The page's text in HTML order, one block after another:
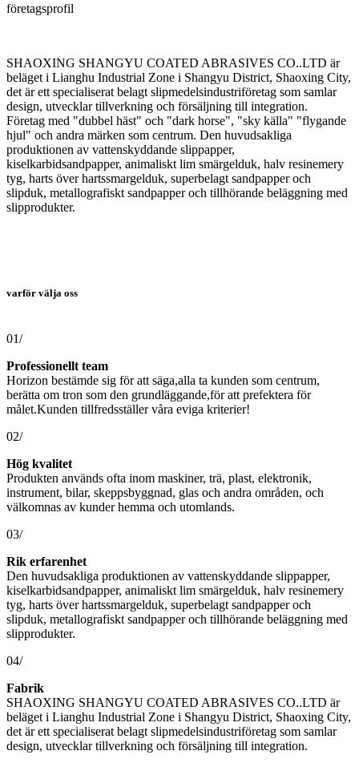
företagsprofil
SHAOXING SHANGYU COATED ABRASIVES CO..LTD är
beläget i Lianghu Industrial Zone i Shangyu District, Shaoxing City,
det är ett specialiserat belagt slipmedelsindustriföretag som samlar
design, utvecklar tillverkning och försäljning till integration.
Företag med "dubbel häst" och "dark horse", "sky källa" "flygande
hjul" och andra märken som centrum. Den huvudsakliga
produktionen av vattenskyddande slippapper,
kiselkarbidsandpapper, animaliskt lim smärgelduk, halv resinemery
tyg, harts över hartssmargelduk, superbelagt sandpapper och
slipduk, metallografiskt sandpapper och tillhörande beläggning med
slipprodukter.
varför välja oss
01/
Professionellt team
Horizon bestämde sig för att säga,alla ta kunden som centrum,
berätta om tron ​​som den grundläggande,för att prefektera för
målet.Kunden tillfredsställer våra eviga kriterier!
02/
Hög kvalitet
Produkten används ofta inom maskiner, trä, plast, elektronik,
instrument, bilar, skeppsbyggnad, glas och andra områden, och
välkomnas av kunder hemma och utomlands.
03/
Rik erfarenhet
Den huvudsakliga produktionen av vattenskyddande slippapper,
kiselkarbidsandpapper, animaliskt lim smärgelduk, halv resinemery
tyg, harts över hartssmargelduk, superbelagt sandpapper och
slipduk, metallografiskt sandpapper och tillhörande beläggning med
slipprodukter.
04/
Fabrik
SHAOXING SHANGYU COATED ABRASIVES CO..LTD är
beläget i Lianghu Industrial Zone i Shangyu District, Shaoxing City,
det är ett specialiserat belagt slipmedelsindustriföretag som samlar
design, utvecklar tillverkning och försäljning till integration.